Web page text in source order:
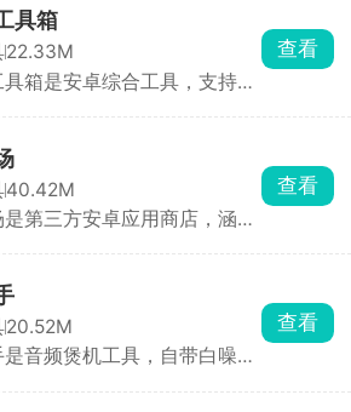
星互传还能连带微信聊天记
。支持无线扫码连机，也能
线快传，还能把手机数据备
者电脑，是换三星手机必备
具箱
22.33M
箱是安卓综合工具，支持音
清爽无开屏广告，安装包小
存，剪辑配音、找歌下载、日
求一个软件全部搞定。
查看
40.42M
第三方安卓应用商店，涵盖
官方商店下架的工具、老游
基本都能找到。自带检测工
捆绑软件。适合备用机装
架绝版软件使用。
查看
20.52M
音频煲机工具，自带白噪
查看